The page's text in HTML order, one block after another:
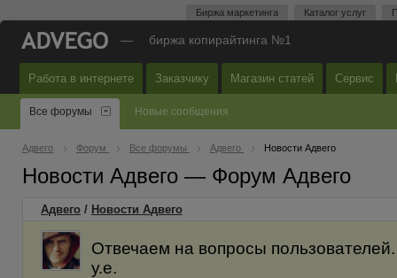
Биржа маркетинга Каталог услуг
— биржа копирайтинга №1
Работа в интернете Заказчику Магазин статей Сервис
Все форумы Новые сообщения
Адвего Форум Все форумы Адвего Новости Адвего
Новости Адвего — Форум Адвего
Адвего / Новости Адвего
Отвечаем на вопросы
у.е.